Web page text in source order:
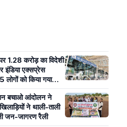
पर 1.28 करोड़ का विदेशी
इंडिया एक्सप्रेस
लोगों को किया गया
बचाओ आंदोलन ने
ने थाली-ताली
जन-जागरण रैली